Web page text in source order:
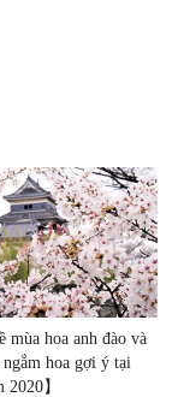
mùa hoa anh đào và
hoa gợi ý tại
2020】